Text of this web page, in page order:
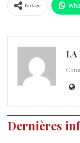
Partager
LA
Dernières